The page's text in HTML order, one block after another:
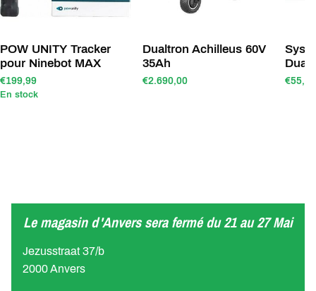
POW UNITY Tracker
pour Ninebot MAX
€199,99
En stock
Dualtron Achilleus 60V
35Ah
€2.690,00 €55,00
Le magasin d'Anvers sera fermé du 21 au 27 Mai
Jezusstraat 37/b
2000 Anvers